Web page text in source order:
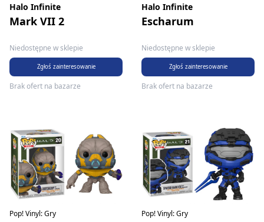
Halo Infinite
Mark VII 2
Niedostępne w sklepie
Zgłoś zainteresowanie
Brak ofert na bazarze
Halo Infinite
Escharum
Niedostępne w sklepie
Zgłoś zainteresowanie
Brak ofert na bazarze
Pop! Vinyl: Gry Pop! Vinyl: Gry